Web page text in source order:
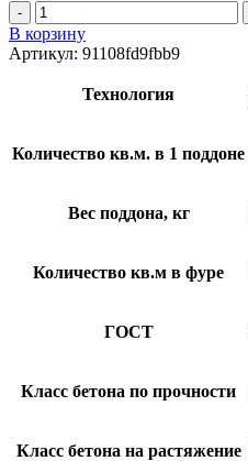
В корзину
Артикул: 91108fd9fbb9
Технология
Количество кв.м. в 1 поддоне
Вес поддона, кг
Количество кв.м в фуре
ГОСТ
Класс бетона по прочности
Класс бетона на растяжение